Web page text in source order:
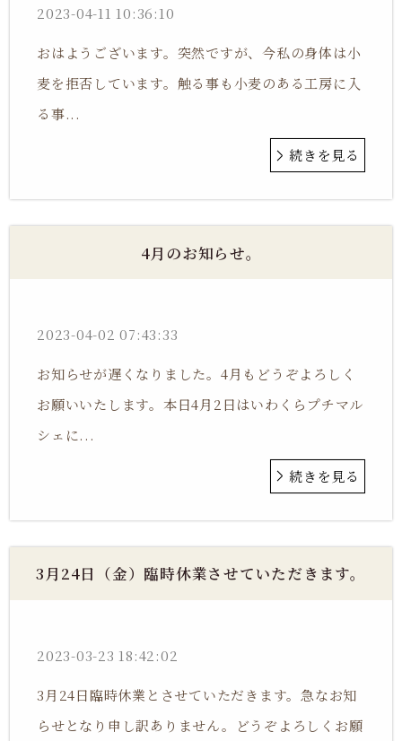
2023-04-11 10:36:10
おはようございます。突然ですが、今私の身体は小
麦を拒否しています。触る事も小麦のある工房に入
る事...
続きを見る
4月のお知らせ。
2023-04-02 07:43:33
お知らせが遅くなりました。4月もどうぞよろしく
お願いいたします。本日4月2日はいわくらプチマル
シェに...
続きを見る
3月24日（金）臨時休業させていただきます。
2023-03-23 18:42:02
3月24日臨時休業とさせていただきます。急なお知
らせとなり申し訳ありません。どうぞよろしくお願